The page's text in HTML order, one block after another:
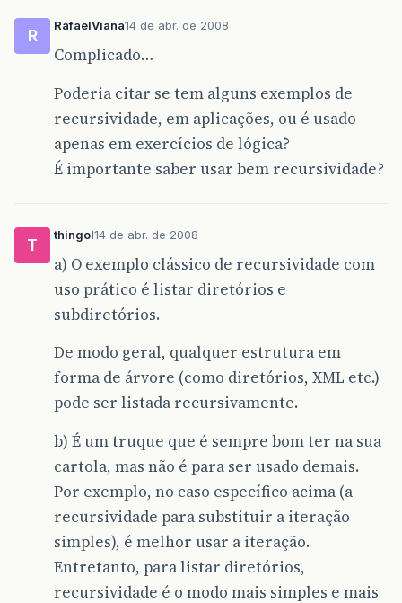
R
RafaelViana14 de abr. de 2008
Complicado…
Poderia citar se tem alguns exemplos de
recursividade, em aplicações, ou é usado
apenas em exercícios de lógica?
É importante saber usar bem recursividade?
T
thingol14 de abr. de 2008
a) O exemplo clássico de recursividade com
uso prático é listar diretórios e
subdiretórios.
De modo geral, qualquer estrutura em
forma de árvore (como diretórios, XML etc.)
pode ser listada recursivamente.
b) É um truque que é sempre bom ter na sua
cartola, mas não é para ser usado demais.
Por exemplo, no caso específico acima (a
recursividade para substituir a iteração
simples), é melhor usar a iteração.
Entretanto, para listar diretórios,
recursividade é o modo mais simples e mais